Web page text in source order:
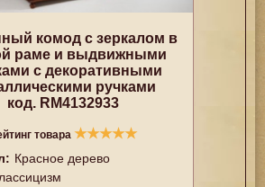
комод с зеркалом в
раме и выдвижными
с декоративными
ручками
код. RM4132933
товара ★★★★★
Красное дерево